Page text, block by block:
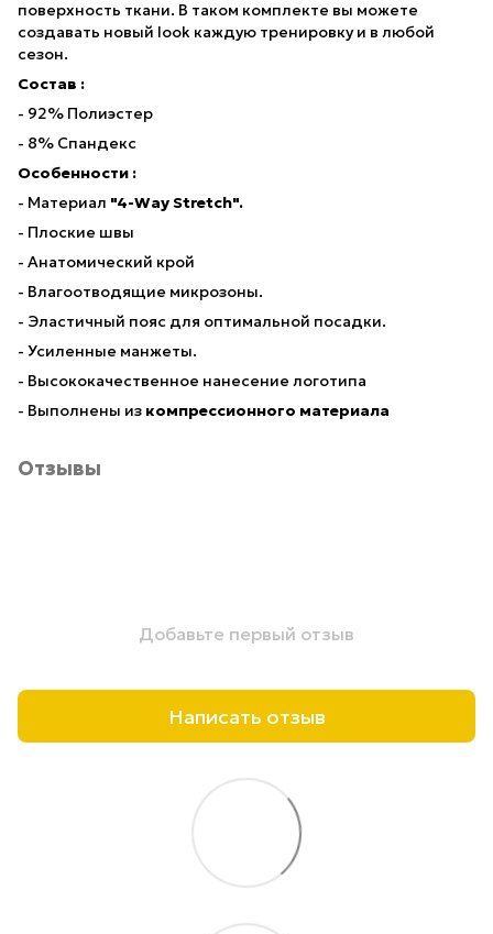
поверхность ткани. В таком комплекте вы можете
создавать новый look каждую тренировку и в любой
сезон.
Состав :
- 92% Полиэстер
- 8% Спандекс
Особенности :
- Материал "4-Way Stretch".
- Плоские швы
- Анатомический крой
- Влагоотводящие микрозоны.
- Эластичный пояс для оптимальной посадки.
- Усиленные манжеты.
- Высококачественное нанесение логотипа
- Выполнены из компрессионного материала
Отзывы
Добавьте первый отзыв
Написать отзыв